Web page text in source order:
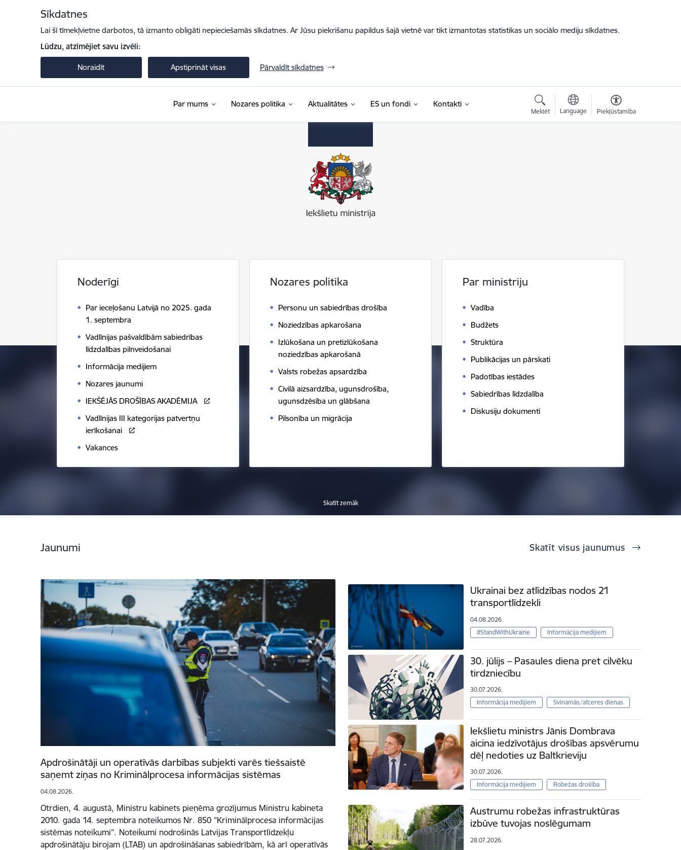
Sīkdatnes
Lai šī tīmekļvietne darbotos, tā izmanto obligāti nepieciešamās sīkdatnes. Ar Jūsu piekrišanu papildus šajā vietnē var tikt izmantotas statistikas un sociālo mediju sīkdatnes.
Lūdzu, atzīmējiet savu izvēli:
Noraidīt Apstiprināt visas Pārvaldīt sīkdatnes
Par mums Nozares politika Aktualitātes ES un fondi Kontakti
Meklēt Language Piekļūstamība
Noderīgi
Par ieceļošanu Latvijā no 2025. gada
1. septembra
Vadlīnijas pašvaldībām sabiedrības
līdzdalības pilnveidošanai
Informācija medijiem
Nozares jaunumi
IEKŠĒJĀS DROŠĪBAS AKADĒMIJA
Vadlīnijas III kategorijas patvertņu
ierīkošanai
Vakances
Nozares politika
Personu un sabiedrības drošība
Noziedzības apkarošana
Izlūkošana un pretizlūkošana
noziedzības apkarošanā
Valsts robežas apsardzība
Civilā aizsardzība, ugunsdrošība,
ugunsdzēsība un glābšana
Pilsonība un migrācija
Par ministriju
Vadība
Budžets
Struktūra
Publikācijas un pārskati
Padotības iestādes
Sabiedrības līdzdalība
Diskusiju dokumenti
Skatīt zemāk
Jaunumi Skatīt visus jaunumus
Apdrošinātāji un operatīvās darbības subjekti varēs tiešsaistē
saņemt ziņas no Kriminālprocesa informācijas sistēmas
04.08.2026.
Otrdien, 4. augustā, Ministru kabinets pieņēma grozījumus Ministru kabineta
2010. gada 14. septembra noteikumos Nr. 850 "Kriminālprocesa informācijas
sistēmas noteikumi". Noteikumi nodrošinās Latvijas Transportlīdzekļu
apdrošinātāju birojam (LTAB) un apdrošināšanas sabiedrībām, kā arī operatīvās
Ukrainai bez atlīdzības nodos 21
transportlīdzekli
04.08.2026.
#StandWithUkraine
Informācija medijiem
30. jūlijs – Pasaules diena pret cilvēku
tirdzniecību
30.07.2026.
Informācija medijiem
Svinamās/atceres dienas
Iekšlietu ministrs Jānis Dombrava
aicina iedzīvotājus drošības apsvērumu
dēļ nedoties uz Baltkrieviju
30.07.2026.
Informācija medijiem
Robežas drošība
Austrumu robežas infrastruktūras
izbūve tuvojas noslēgumam
28.07.2026.